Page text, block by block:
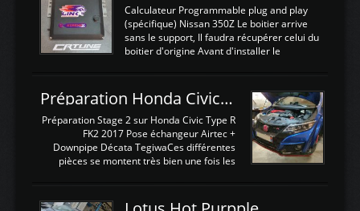
Calculateur Programmable plug and play
(spécifique) Nissan 350Z Le boitier arrive
sans le support, Il faudra récupérer celui du
boitier d'origine Avant d'installer le
d'envoyer l'information de la large bande
dans le boitier. sydney sweeney deepfake
La sortie 0-5V de l'afr sera connectée sur
l'entrée AN Volt 8 et GndAN pour
Analogique, et Volt car l'information est une
tension (Pas une résistance variable d'un
est temps de brancher le ...
Préparation Honda Civic Type R FK2
Préparation Stage 2 sur Honda Civic Type R
FK2 2017 Pose échangeur Airtec +
Downpipe Décata TegiwaCes différentes
pièces se montent très bien une fois les
légere découpe du plastique inferieur,